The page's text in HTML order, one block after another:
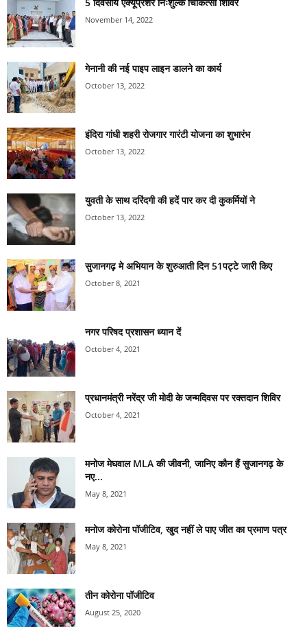
November 14, 2022
गेनानी की नई पाइप लाइन डालने का कार्य
October 13, 2022
इंदिरा गांधी शहरी रोजगार गारंटी योजना का शुभारंभ
October 13, 2022
युवती के साथ दरिंदगी की हदें पार कर दी कुकर्मियों ने
October 13, 2022
सुजानगढ़ मे अभियान के शुरुआती दिन 51पट्टे जारी किए
October 8, 2021
नगर परिषद प्रशासन ध्यान दें
October 4, 2021
प्रधानमंत्री नरेंद्र जी मोदी के जन्मदिवस पर रक्तदान शिविर
October 4, 2021
मनोज मेघवाल MLA की जीवनी, जानिए कौन हैं सुजानगढ़ के
नए...
May 8, 2021
मनोज कोरोना पॉजीटिव, खुद नहीं ले पाए जीत का प्रमाण पत्र
May 8, 2021
तीन कोरोना पॉजीटिव
August 25, 2020